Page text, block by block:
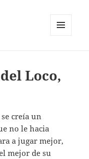
Loco,
creía un
no le hacia
a jugar mejor,
mejor de su